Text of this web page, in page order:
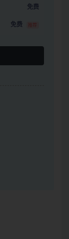
免费
免费 推荐